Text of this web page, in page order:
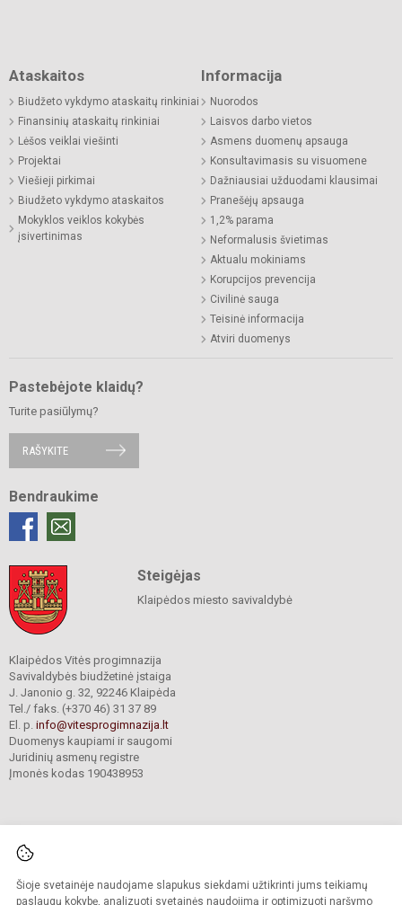
Šioje svetainėje naudojame slapukus siekdami užtikrinti jums teikiamų
paslaugų kokybę, analizuoti svetainės naudojimą ir optimizuoti naršymo
Ataskaitos
Biudžeto vykdymo ataskaitų rinkiniai
Finansinių ataskaitų rinkiniai
Lėšos veiklai viešinti
Projektai
Viešieji pirkimai
Biudžeto vykdymo ataskaitos
Mokyklos veiklos kokybės
įsivertinimas
Informacija
Nuorodos
Laisvos darbo vietos
Asmens duomenų apsauga
Konsultavimasis su visuomene
Dažniausiai užduodami klausimai
Pranešėjų apsauga
1,2% parama
Neformalusis švietimas
Aktualu mokiniams
Korupcijos prevencija
Civilinė sauga
Teisinė informacija
Atviri duomenys
Pastebėjote klaidų?
Turite pasiūlymų?
RAŠYKITE
Bendraukime
Steigėjas
Klaipėdos miesto savivaldybė
Klaipėdos Vitės progimnazija
Savivaldybės biudžetinė įstaiga
J. Janonio g. 32, 92246 Klaipėda
Tel./ faks. (+370 46) 31 37 89
El. p. info@vitesprogimnazija.lt
Duomenys kaupiami ir saugomi
Juridinių asmenų registre
Įmonės kodas 190438953
© 2024. Klaipėdos Vitės progimnazija. Visos teisės saugomos.
Kopijuoti turinį be raštiško progimnazijos sutikimo griežtai draudžiama.